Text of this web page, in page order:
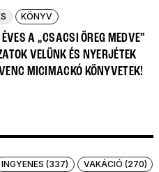
KÖNYV
A „CSACSI ÖREG MEDVE”
VELÜNK ÉS NYERJÉTEK
MICIMACKÓ KÖNYVETEK!
INGYENES (337)
VAKÁCIÓ (270)